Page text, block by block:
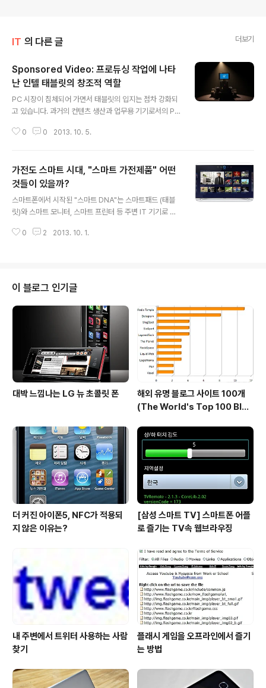
IT 의 다른 글 더보기
Sponsored Video: 프로듀싱 작업에 나타
난 인텔 태블릿의 창조적 역할
PC 시장이 침체되어 가면서 태블릿의 입지는 점차 강화되
고 있습니다. 과거의 컨텐츠 생산과 업무용 기기로서의 PC
리고 엔터테인먼트 기기로서의 태블릿은 점점 더 늘어가고
서는 더욱 쉽게 컨텐츠를 생산할 수도, 업무를 처리할 수도
있죠. 태블릿은 이미 수많은 분야에서 업무용으로 사용되
고 있으며 앞으로 더욱 더 많은 분야에서 사용될 것입니다.
특히 음악 산업은 태블릿을 아주 잘 사용할 수 있는 분야중
하나로써 뮤지션들의 창작 활동에도 태블릿은 많이 사용되
고 있죠. 좋은 예로 호주 출신 뮤지션이자 프로듀서인 Flu
0 0 2013. 10. 5.
가전도 스마트 시대, "스마트 가전제품" 어떤
것들이 있을까?
스마트폰에서 시작된 "스마트 DNA"는 스마트패드 (태블
릿)와 스마트 모니터, 스마트 프린터 등 주변 IT 기기로 전
다. 이른바 "스마트 가전제품"이 점점 늘어나고 있는 것이
이루었죠. 초기에는 스마트TV에서 사용할수 있는 어플리
케이션(App: 앱)과 3D 기능 등에 중점을 두다가 차츰 스
마트폰이나 다른 가전제품과의 유기적인 연결 및 제어 방
법 등에 관심을 갖게 되었습니다. 스마트TV를 통해 세탁기
나 냉장고, 오븐 다른 가전제품의 상태를 확인하고 제어하
는 기능을 강화하기 시작한 것이죠...
0 2 2013. 10. 1.
이 블로그 인기글
대박 느낌나는 LG 뉴 초콜릿 폰
해외 유명 블로그 사이트 100개
(The World's Top 100 Blog
더 커진 아이폰5, NFC가 적용되
지 않은 이유는?
[삼성 스마트 TV] 스마트폰 어플
로 즐기는 TV속 웹브라우징
내 주변에서 트위터 사용하는 사람
찾기
플래시 게임을 오프라인에서 즐기
는 방법